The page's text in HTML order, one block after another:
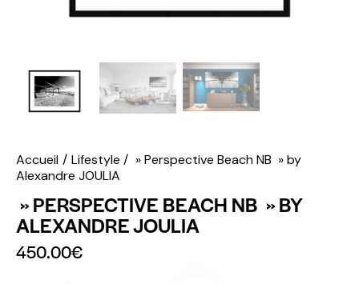
Accueil Lifestyle
» Perspective Beach NB » by
Alexandre JOULIA
» PERSPECTIVE BEACH NB » BY
ALEXANDRE JOULIA
450.00€